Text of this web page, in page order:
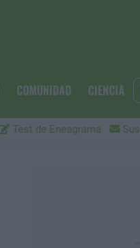
COMUNIDAD CIENCIA
Test de Eneagrama